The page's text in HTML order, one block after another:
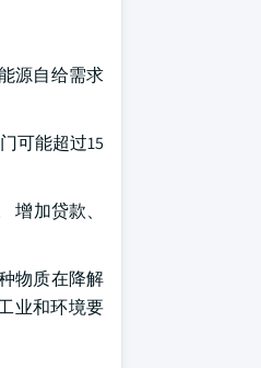
源自给需求
可能超过15
加贷款、
物质在降解
业和环境要